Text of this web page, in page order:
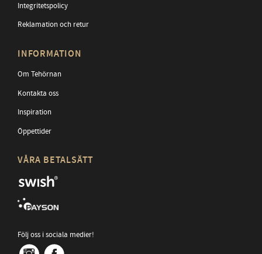
Integritetspolicy
Reklamation och retur
INFORMATION
Om Tehörnan
Kontakta oss
Inspiration
Öppettider
VÅRA BETALSÄTT
Följ oss i sociala medier!